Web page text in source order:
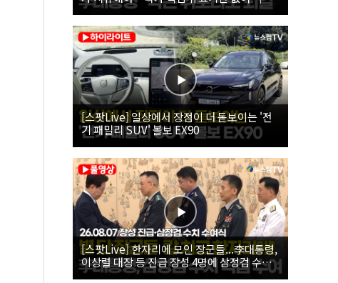
26.08.07 국가폭력 피해자 위로 오찬
[스팟Live] 일상에서 장점이 더 돋보이는 '전
기 패밀리 SUV' 볼보 EX90
[스팟Live] 한자리에 모인 장군들...李대통령,
이상렬 대장 등 진급 장성 4명에 삼정검 수치
직접 수여｜26.08.07 장성 진급·삼정검 수치